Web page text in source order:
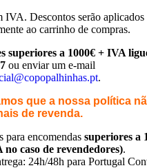
IVA. Descontos serão aplicados
ao carrinho de compras.
superiores a 1000€ + IVA
ou enviar um e-mail
.
que a nossa política
de revenda.
para encomendas superiores a
no caso de revendedores).
24h/48h para Portugal